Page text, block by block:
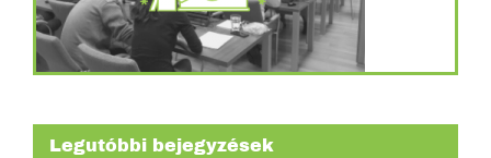
Legutóbbi bejegyzések